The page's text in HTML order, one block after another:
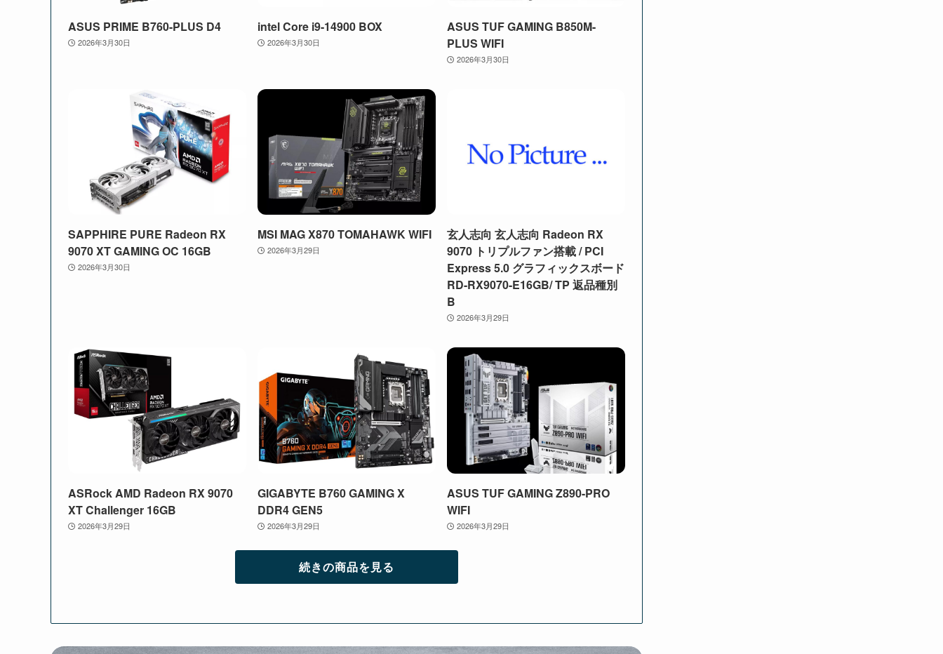
ASUS PRIME B760-PLUS D4
2026年3月30日
intel Core i9-14900 BOX
2026年3月30日
ASUS TUF GAMING B850M-
PLUS WIFI
2026年3月30日
SAPPHIRE PURE Radeon RX
9070 XT GAMING OC 16GB
2026年3月30日
MSI MAG X870 TOMAHAWK WIFI
2026年3月29日
玄人志向 玄人志向 Radeon RX
9070 トリプルファン搭載 / PCI
Express 5.0 グラフィックスボード
RD-RX9070-E16GB/ TP 返品種別
B
2026年3月29日
ASRock AMD Radeon RX 9070
XT Challenger 16GB
2026年3月29日
GIGABYTE B760 GAMING X
DDR4 GEN5
2026年3月29日
ASUS TUF GAMING Z890-PRO
WIFI
2026年3月29日
続きの商品を見る